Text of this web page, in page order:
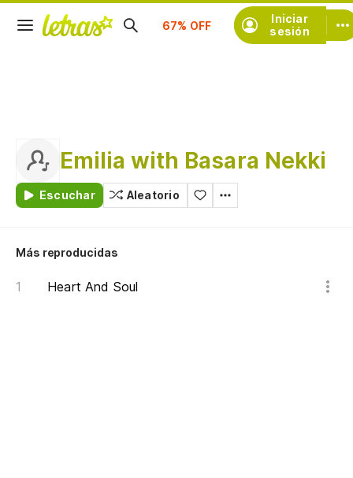
Iniciar
sesión
Suscríbete
Emilia with Basara Nekki
Escuchar Aleatorio
Más reproducidas
Heart And Soul